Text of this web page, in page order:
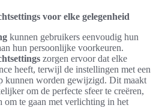
voor elke gelegenheid
kunnen gebruikers eenvoudig hun
hun persoonlijke voorkeuren.
zorgen ervoor dat elke
heeft, terwijl de instellingen met een
kunnen worden gewijzigd. Dit maakt
om de perfecte sfeer te creëren,
om te gaan met verlichting in het